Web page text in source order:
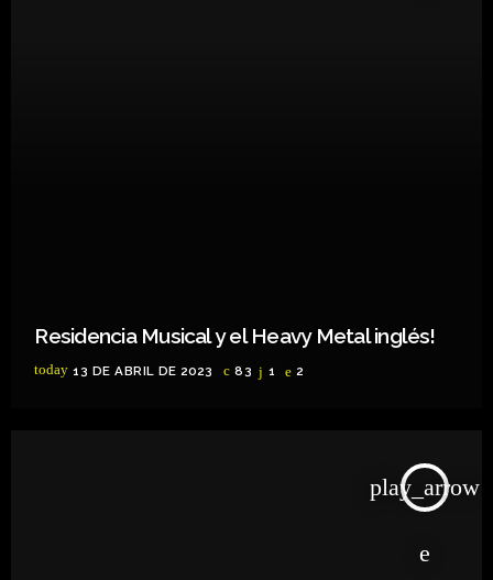
Residencia Musical y el Heavy Metal inglés!
today 13 DE ABRIL DE 2023 83 1 2
play_arrow